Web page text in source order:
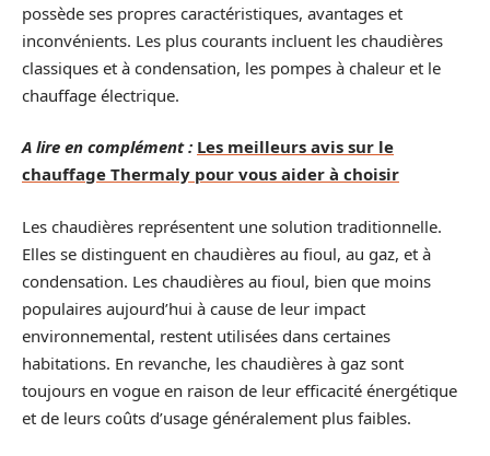
possède ses propres caractéristiques, avantages et
inconvénients. Les plus courants incluent les chaudières
classiques et à condensation, les pompes à chaleur et le
chauffage électrique.
A lire en complément : Les meilleurs avis sur le
chauffage Thermaly pour vous aider à choisir
Les chaudières représentent une solution traditionnelle.
Elles se distinguent en chaudières au fioul, au gaz, et à
condensation. Les chaudières au fioul, bien que moins
populaires aujourd’hui à cause de leur impact
environnemental, restent utilisées dans certaines
habitations. En revanche, les chaudières à gaz sont
toujours en vogue en raison de leur efficacité énergétique
et de leurs coûts d’usage généralement plus faibles.